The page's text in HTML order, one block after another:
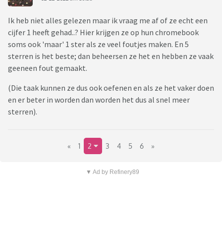
Ik heb niet alles gelezen maar ik vraag me af of ze echt een
cijfer 1 heeft gehad..? Hier krijgen ze op hun chromebook
soms ook 'maar' 1 ster als ze veel foutjes maken. En 5
sterren is het beste; dan beheersen ze het en hebben ze vaak
geeneen fout gemaakt.
(Die taak kunnen ze dus ook oefenen en als ze het vaker doen
en er beter in worden dan worden het dus al snel meer
sterren).
« 1 2 3 4 5 6 »
▼ Ad by Refinery89